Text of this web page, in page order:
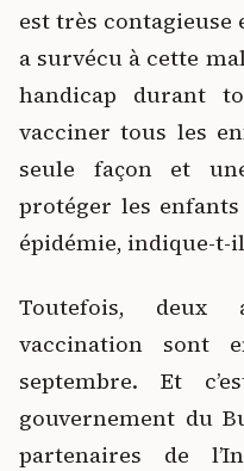
est très
a survécu à cette
handicap durant
vacciner tous les
seule façon et
protéger les
épidémie, indique-t-
Toutefois, deux
vaccination sont
septembre. Et
gouvernement du
partenaires de